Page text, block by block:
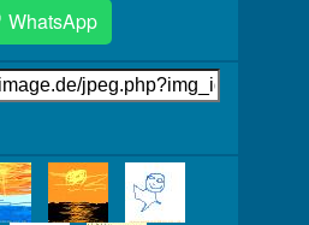
WhatsApp